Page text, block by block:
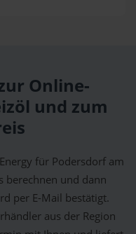
Online-
und zum
für Podersdorf am
berechnen und dann
per E-Mail bestätigt.
aus der Region